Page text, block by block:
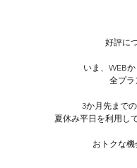
好評に
いま、WEB
全プラ
3か月先まで
夏休み平日を利用し
おトクな